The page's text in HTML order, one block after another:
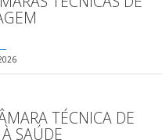
TÉCNICA DE
SAÚDE